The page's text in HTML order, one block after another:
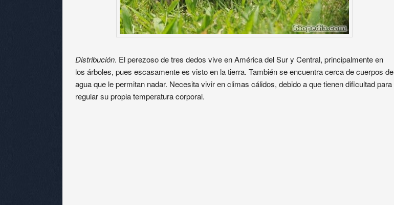
Distribución. El perezoso de tres dedos vive en América del Sur y Central, principalmente en
los árboles, pues escasamente es visto en la tierra. También se encuentra cerca de cuerpos de
agua que le permitan nadar. Necesita vivir en climas cálidos, debido a que tienen dificultad para
regular su propia temperatura corporal.